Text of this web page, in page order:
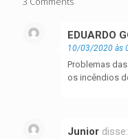
EDUARDO
10/03/2020 às
Problemas
os incêndios
Junior disse: